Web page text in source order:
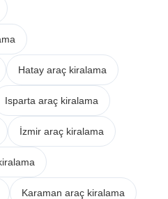
Hatay araç kiralama
Isparta araç kiralama
İzmir araç kiralama
Karaman araç kiralama